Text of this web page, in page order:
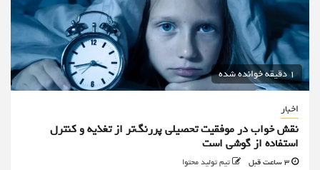
1 دقیقه خوانده شده
اخبار
نقش خواب در موفقیت تحصیلی پررنگ‌تر از تغذیه و کنترل
استفاده از گوشی است
تیم تولید محتوا